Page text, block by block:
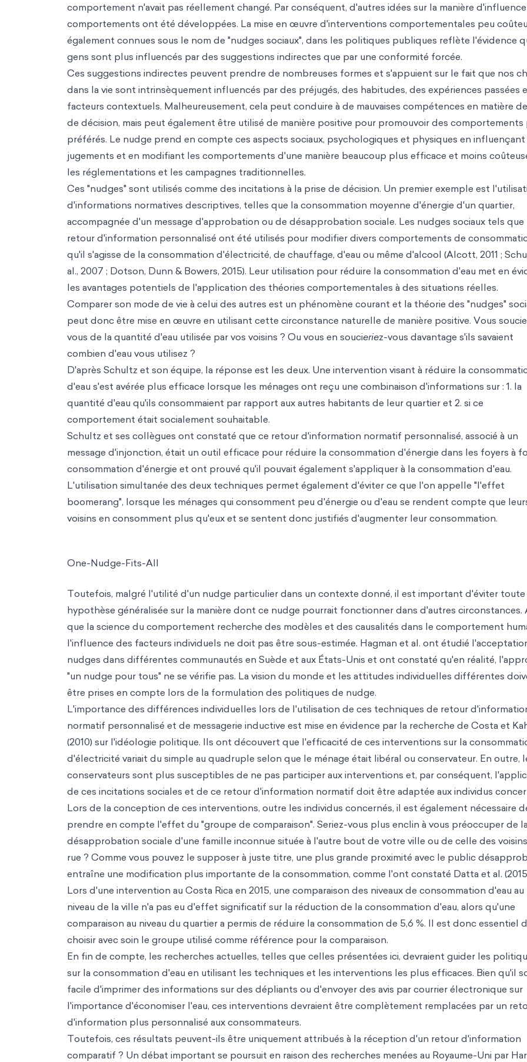
comportement n'avait pas réellement changé. Par conséquent, d'autres idées sur la manière
comportements ont été développées. La mise en œuvre d'interventions comportementales peu
également connues sous le nom de "nudges sociaux", dans les politiques publiques reflète l'évidence
gens sont plus influencés par des suggestions indirectes que par une conformité forcée.
Ces suggestions indirectes peuvent prendre de nombreuses formes et s'appuient sur le fait que nos
dans la vie sont intrinsèquement influencés par des préjugés, des habitudes, des expériences passées
facteurs contextuels. Malheureusement, cela peut conduire à de mauvaises compétences en matière
de décision, mais peut également être utilisé de manière positive pour promouvoir des comportements
préférés. Le nudge prend en compte ces aspects sociaux, psychologiques et physiques en influençant
jugements et en modifiant les comportements d'une manière beaucoup plus efficace et moins
les réglementations et les campagnes traditionnelles.
Ces "nudges" sont utilisés comme des incitations à la prise de décision. Un premier exemple est
d'informations normatives descriptives, telles que la consommation moyenne d'énergie d'un quartier,
accompagnée d'un message d'approbation ou de désapprobation sociale. Les nudges sociaux tels que
retour d'information personnalisé ont été utilisés pour modifier divers comportements de
qu'il s'agisse de la consommation d'électricité, de chauffage, d'eau ou même d'alcool (Alcott, 2011 ;
al., 2007 ; Dotson, Dunn & Bowers, 2015). Leur utilisation pour réduire la consommation d'eau met en
les avantages potentiels de l'application des théories comportementales à des situations réelles.
Comparer son mode de vie à celui des autres est un phénomène courant et la théorie des "nudges"
peut donc être mise en œuvre en utilisant cette circonstance naturelle de manière positive. Vous
vous de la quantité d'eau utilisée par vos voisins ? Ou vous en soucieriez-vous davantage s'ils savaient
combien d'eau vous utilisez ?
D'après Schultz et son équipe, la réponse est les deux. Une intervention visant à réduire la
d'eau s'est avérée plus efficace lorsque les ménages ont reçu une combinaison d'informations sur : 1. la
quantité d'eau qu'ils consommaient par rapport aux autres habitants de leur quartier et 2. si ce
comportement était socialement souhaitable.
Schultz et ses collègues ont constaté que ce retour d'information normatif personnalisé, associé à un
message d'injonction, était un outil efficace pour réduire la consommation d'énergie dans les foyers à
consommation d'énergie et ont prouvé qu'il pouvait également s'appliquer à la consommation d'eau.
L'utilisation simultanée des deux techniques permet également d'éviter ce que l'on appelle "l'effet
boomerang", lorsque les ménages qui consomment peu d'énergie ou d'eau se rendent compte que
voisins en consomment plus qu'eux et se sentent donc justifiés d'augmenter leur consommation.
One-Nudge-Fits-All
Toutefois, malgré l'utilité d'un nudge particulier dans un contexte donné, il est important d'éviter toute
hypothèse généralisée sur la manière dont ce nudge pourrait fonctionner dans d'autres circonstances.
que la science du comportement recherche des modèles et des causalités dans le comportement
l'influence des facteurs individuels ne doit pas être sous-estimée. Hagman et al. ont étudié
nudges dans différentes communautés en Suède et aux États-Unis et ont constaté qu'en réalité,
"un nudge pour tous" ne se vérifie pas. La vision du monde et les attitudes individuelles différentes
être prises en compte lors de la formulation des politiques de nudge.
L'importance des différences individuelles lors de l'utilisation de ces techniques de retour
normatif personnalisé et de messagerie inductive est mise en évidence par la recherche de Costa et
(2010) sur l'idéologie politique. Ils ont découvert que l'efficacité de ces interventions sur la
d'électricité variait du simple au quadruple selon que le ménage était libéral ou conservateur. En outre,
conservateurs sont plus susceptibles de ne pas participer aux interventions et, par conséquent,
de ces incitations sociales et de ce retour d'information normatif doit être adaptée aux individus
Lors de la conception de ces interventions, outre les individus concernés, il est également nécessaire
prendre en compte l'effet du "groupe de comparaison". Seriez-vous plus enclin à vous préoccuper de la
désapprobation sociale d'une famille inconnue située à l'autre bout de votre ville ou de celle des
rue ? Comme vous pouvez le supposer à juste titre, une plus grande proximité avec le public
entraîne une modification plus importante de la consommation, comme l'ont constaté Datta et al.
Lors d'une intervention au Costa Rica en 2015, une comparaison des niveaux de consommation d'eau au
niveau de la ville n'a pas eu d'effet significatif sur la réduction de la consommation d'eau, alors qu'une
comparaison au niveau du quartier a permis de réduire la consommation de 5,6 %. Il est donc essentiel
choisir avec soin le groupe utilisé comme référence pour la comparaison.
En fin de compte, les recherches actuelles, telles que celles présentées ici, devraient guider les
sur la consommation d'eau en utilisant les techniques et les interventions les plus efficaces. Bien qu'il
facile d'imprimer des informations sur des dépliants ou d'envoyer des avis par courrier électronique sur
l'importance d'économiser l'eau, ces interventions devraient être complètement remplacées par un
d'information plus personnalisé aux consommateurs.
Toutefois, ces résultats peuvent-ils être uniquement attribués à la réception d'un retour d'information
comparatif ? Un débat important se poursuit en raison des recherches menées au Royaume-Uni par